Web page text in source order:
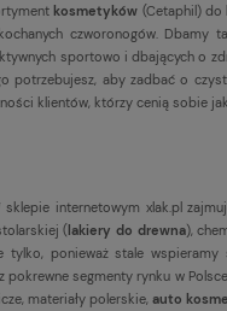
kosmetyków (Cetaphil) do
czworonogów. Dbamy
sportowo i dbających o
potrzebujesz, aby zadbać o
klientów, którzy cenią sobie
internetowym xlak.pl
(lakiery do drewna),
tylko, ponieważ stale wspieramy
segmenty rynku w
materiały polerskie,auto